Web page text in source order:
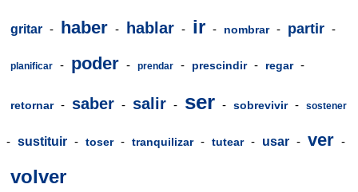
gritar - haber - hablar - ir - nombrar - partir -
planificar - poder - prendar - prescindir - regar -
retornar - saber - salir - ser - sobrevivir - sostener
- sustituir - toser - tranquilizar - tutear - usar - ver -
volver